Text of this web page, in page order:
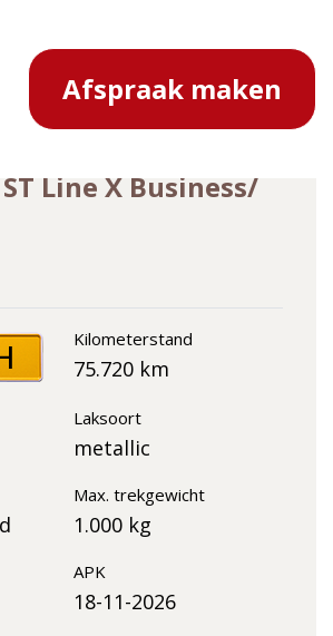
Afspraak maken
Line X Business/
Kilometerstand
75.720 km
Laksoort
metallic
Max. trekgewicht
1.000 kg
APK
18-11-2026